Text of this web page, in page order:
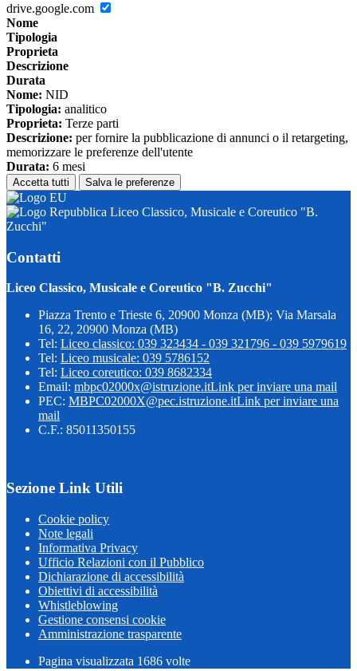
drive.google.com
Nome
Tipologia
Proprieta
Descrizione
Durata
Nome: NID
Tipologia: analitico
Proprieta: Terze parti
Descrizione: per fornire la pubblicazione di annunci o il retargeting,
memorizzare le preferenze dell'utente
Durata: 6 mesi
Accetta tutti Salva le preferenze
Liceo Classico, Musicale e Coreutico "B.
Zucchi"
Contatti
Liceo Classico, Musicale e Coreutico "B. Zucchi"
Piazza Trento e Trieste 6, 20900 Monza (MB); Via Marsala
16, 22, 20900 Monza (MB)
Tel: Liceo classico: 039 323434 - 039 321796 - 039 5979619
Tel: Liceo musicale: 039 5786152
Tel: Liceo coreutico: 039 8682334
Email: mbpc02000x@istruzione.itLink per inviare una mail
PEC: MBPC02000X@pec.istruzione.itLink per inviare una
mail
C.F.: 85011350155
Sezione Link Utili
Cookie policy
Note legali
Informativa Privacy
Ufficio Relazioni con il Pubblico
Dichiarazione di accessibilità
Obiettivi di accessibilità
Whistleblowing
Gestione consensi cookie
Amministrazione trasparente
Pagina visualizzata 1686 volte